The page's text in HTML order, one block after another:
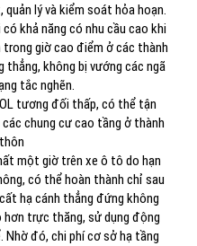
quản lý và kiểm soát hỏa hoạn.
khả năng có nhu cầu cao khi
giờ cao điểm ở các thành
thẳng, không bị vướng các ngã
tắc nghẽn.
tương đối thấp, có thể tận
chung cư cao tầng ở thành
một giờ trên xe ô tô do hạn
có thể hoàn thành chỉ sau
hạ cánh thẳng đứng không
trực thăng, sử dụng động
Nhờ đó, chi phí cơ sở hạ tầng